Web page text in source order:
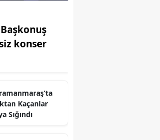
konser
Kaçanlar
Sığındı